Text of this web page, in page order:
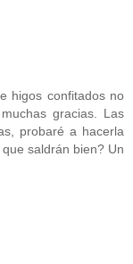
higos confitados no
gracias. Las
probaré a hacerla
saldrán bien? Un